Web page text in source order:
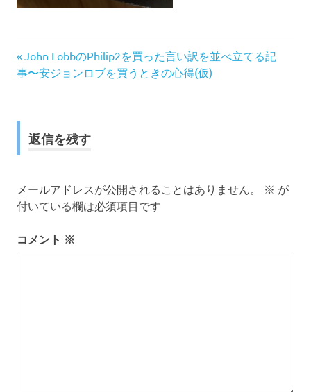
投
稿
ナ
ビ
ー
シ
前
の
記
John LobbのPhilip2を買った言い訳を並べ立てる記
事〜安ジョンロブを買うときの心得(仮)
返信を残す
メールアドレスが公開されることはありません。 ※ が
付いている欄は必須項目です
コメント ※